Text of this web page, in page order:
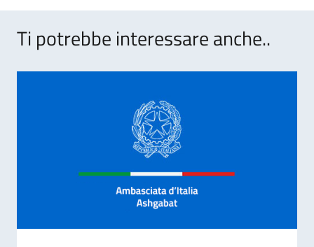
Ti potrebbe interessare anche..